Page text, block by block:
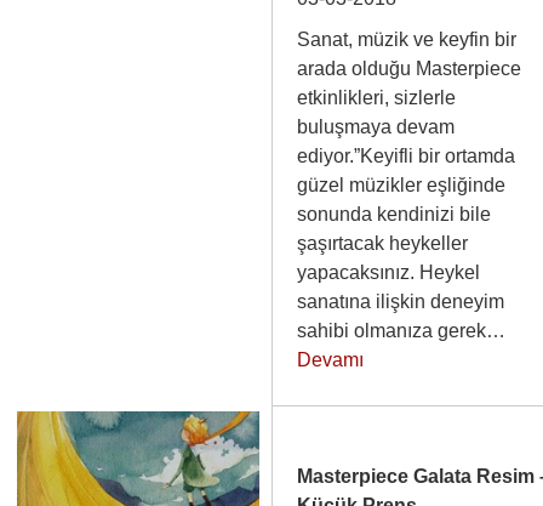
Sanat, müzik ve keyfin bir
arada olduğu Masterpiece
etkinlikleri, sizlerle
buluşmaya devam
ediyor.”Keyifli bir ortamda
güzel müzikler eşliğinde
sonunda kendinizi bile
şaşırtacak heykeller
yapacaksınız. Heykel
sanatına ilişkin deneyim
sahibi olmanıza gerek…
Devamı
Masterpiece Galata Resim